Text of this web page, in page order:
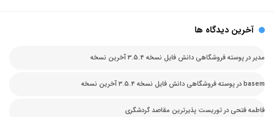
آخرین دیدگاه ها
مدیردرپوسته فروشگاهی دانش فایل نسخه 3.5.4 آخرین نسخه
basemدرپوسته فروشگاهی دانش فایل نسخه 3.5.4 آخرین نسخه
فاطمه فتحی درتوریست پذیرترین مقاصد گردشگری